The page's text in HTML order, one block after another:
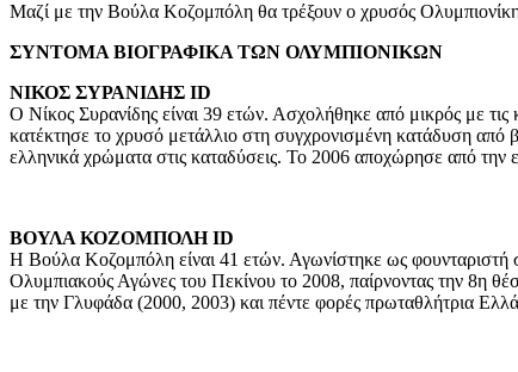
Μαζί με την Βούλα Κοζομπόλη θα τρέξουν ο χρυσός
ΣΥΝΤΟΜΑ ΒΙΟΓΡΑΦΙΚΑ ΤΩΝ ΟΛΥΜΠΙΟΝΙΚΩΝ
ΝΙΚΟΣ ΣΥΡΑΝΙΔΗΣ ID
Ο Νίκος Συρανίδης είναι 39 ετών. Ασχολήθηκε από μικρός με
κατέκτησε το χρυσό μετάλλιο στη συγχρονισμένη κατάδυση
ελληνικά χρώματα στις καταδύσεις. Το 2006 αποχώρησε από
ΒΟΥΛΑ ΚΟΖΟΜΠΟΛΗ ID
Η Βούλα Κοζομπόλη είναι 41 ετών. Αγωνίστηκε ως φουνταριστή
Ολυμπιακούς Αγώνες του Πεκίνου το 2008, παίρνοντας την 8η
με την Γλυφάδα (2000, 2003) και πέντε φορές πρωταθλήτρια